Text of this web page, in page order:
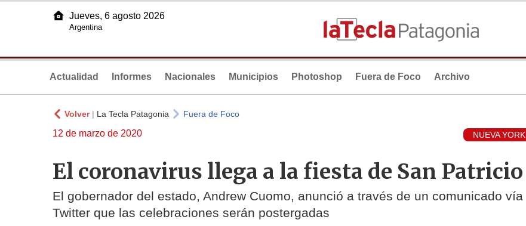
Jueves, 6 agosto 2026
Argentina
Actualidad Informes Nacionales Municipios Photoshop Fuera de Foco Archivo
Volver| La Tecla Patagonia Fuera de Foco
12 de marzo de 2020 NUEVA YORK
El coronavirus llega a la fiesta de San Patricio
El gobernador del estado, Andrew Cuomo, anunció a través de un comunicado vía
Twitter que las celebraciones serán postergadas